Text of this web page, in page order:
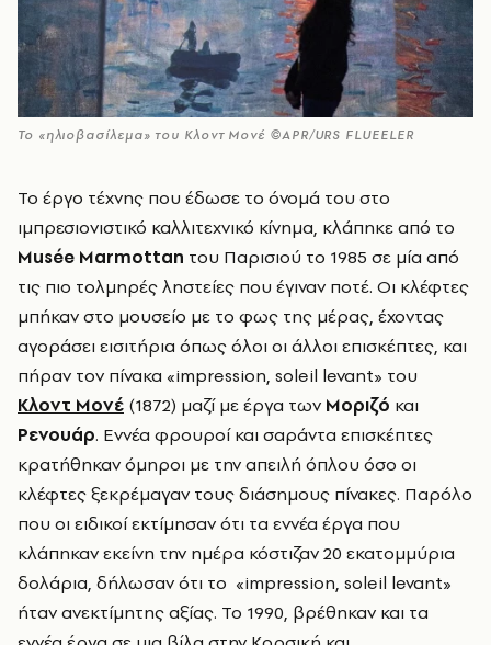
To «ηλιοβασίλεμα» του Κλοντ Μονέ ©APR/URS FLUEELER
Το έργο τέχνης που έδωσε το όνομά του στο
ιμπρεσιονιστικό καλλιτεχνικό κίνημα, κλάπηκε από το
Musée Marmottan του Παρισιού το 1985 σε μία από
τις πιο τολμηρές ληστείες που έγιναν ποτέ. Οι κλέφτες
μπήκαν στο μουσείο με το φως της μέρας, έχοντας
αγοράσει εισιτήρια όπως όλοι οι άλλοι επισκέπτες, και
πήραν τον πίνακα «impression, soleil levant» του
Κλοντ Μονέ (1872) μαζί με έργα των Μοριζό και
Ρενουάρ. Εννέα φρουροί και σαράντα επισκέπτες
κρατήθηκαν όμηροι με την απειλή όπλου όσο οι
κλέφτες ξεκρέμαγαν τους διάσημους πίνακες. Παρόλο
που οι ειδικοί εκτίμησαν ότι τα εννέα έργα που
κλάπηκαν εκείνη την ημέρα κόστιζαν 20 εκατομμύρια
δολάρια, δήλωσαν ότι το «impression, soleil levant»
ήταν ανεκτίμητης αξίας. Το 1990, βρέθηκαν και τα